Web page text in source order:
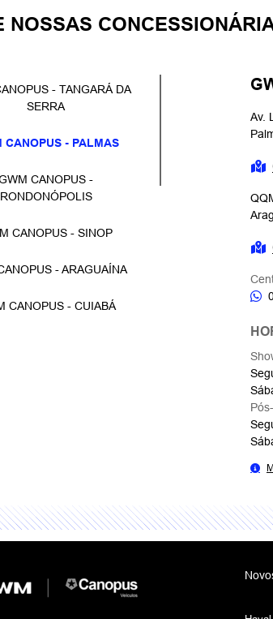
NOSSAS
- TANGARÁ DA
SERRA
CANOPUS - PALMAS
CANOPUS -
RONDONÓPOLIS
CANOPUS - SINOP
- ARAGUAÍNA
CANOPUS - CUIABÁ
Av.